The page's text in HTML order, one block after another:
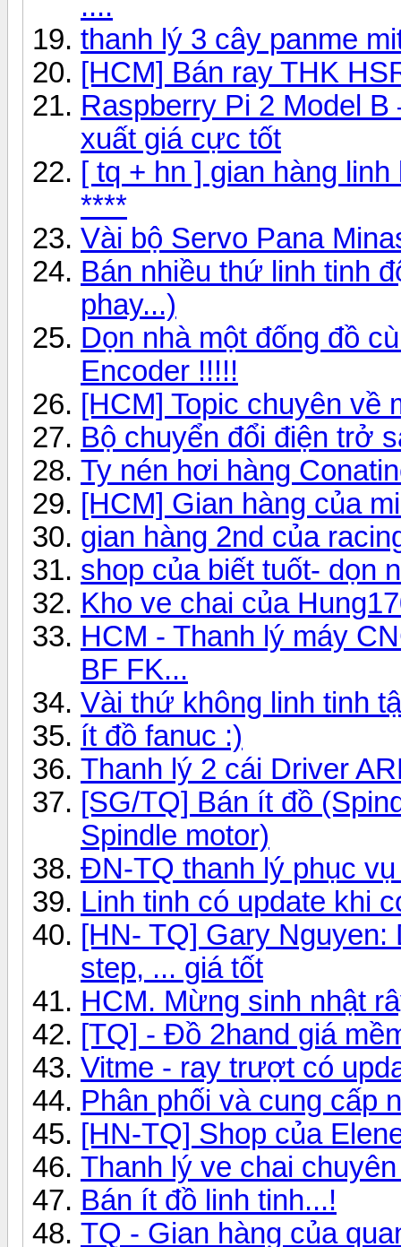
thanh lý 3 cây panme
[HCM] Bán ray THK
Raspberry Pi 2 Model
xuất giá cực tốt
[ tq + hn ] gian hàng
****
Vài bộ Servo Pana
Bán nhiều thứ linh tinh
phay...)
Dọn nhà một đống đồ
Encoder !!!!!
[HCM] Topic chuyên về
Bộ chuyển đổi điện trở
Ty nén hơi hàng
[HCM] Gian hàng của
gian hàng 2nd của
shop của biết tuốt- dọn
Kho ve chai của
HCM - Thanh lý máy
BF FK...
Vài thứ không linh tinh
ít đồ fanuc :)
Thanh lý 2 cái Driver
[SG/TQ] Bán ít đồ
Spindle motor)
ĐN-TQ thanh lý phục
Linh tinh có update khi
[HN- TQ] Gary
step, ... giá tốt
HCM. Mừng sinh nhật
[TQ] - Đồ 2hand giá
Vitme - ray trượt có
Phân phối và cung cấp
[HN-TQ] Shop của
Thanh lý ve chai
Bán ít đồ linh tinh...!
TQ - Gian hàng của